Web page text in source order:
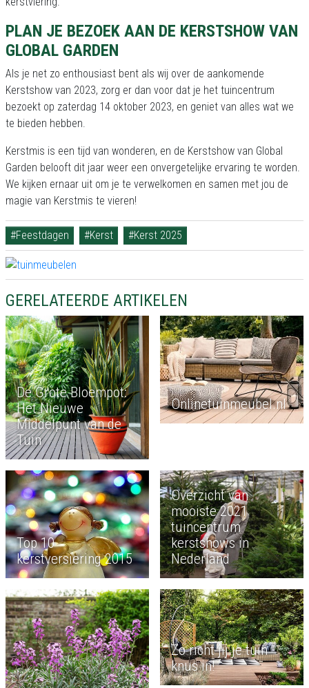
PLAN JE BEZOEK AAN DE KERSTSHOW VAN
GLOBAL GARDEN
Als je net zo enthousiast bent als wij over de aankomende
Kerstshow van 2023, zorg er dan voor dat je het tuincentrum
bezoekt op zaterdag 14 oktober 2023, en geniet van alles wat we
te bieden hebben.
Kerstmis is een tijd van wonderen, en de Kerstshow van Global
Garden belooft dit jaar weer een onvergetelijke ervaring te worden.
We kijken ernaar uit om je te verwelkomen en samen met jou de
magie van Kerstmis te vieren!
#Feestdagen #Kerst #Kerst 2025
GERELATEERDE ARTIKELEN
De Grote Bloempot:
Het Nieuwe
Middelpunt van de
Tuin
Onlinetuinmeubel.nl
Top 10
kerstversiering 2015
Overzicht van
mooiste 2021
tuincentrum
kerstshows in
Nederland
Zo richt jij je tuin
knus in!